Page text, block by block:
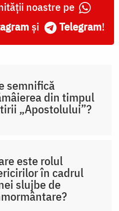
noastre pe
și Telegram!
semnifică
din timpul
„Apostolului”?
este rolul
în cadrul
slujbe de